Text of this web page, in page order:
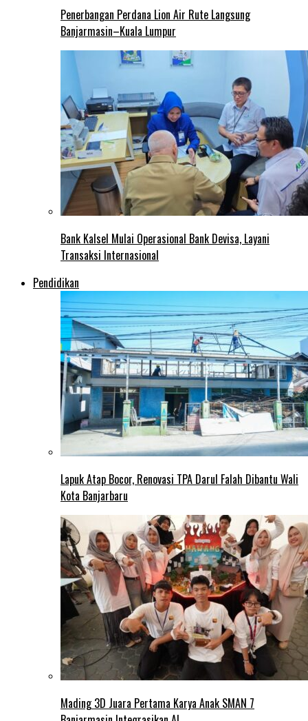
Penerbangan Perdana Lion Air Rute Langsung
Banjarmasin–Kuala Lumpur
Bank Kalsel Mulai Operasional Bank Devisa, Layani
Transaksi Internasional
Pendidikan
Lapuk Atap Bocor, Renovasi TPA Darul Falah Dibantu Wali
Kota Banjarbaru
Mading 3D Juara Pertama Karya Anak SMAN 7